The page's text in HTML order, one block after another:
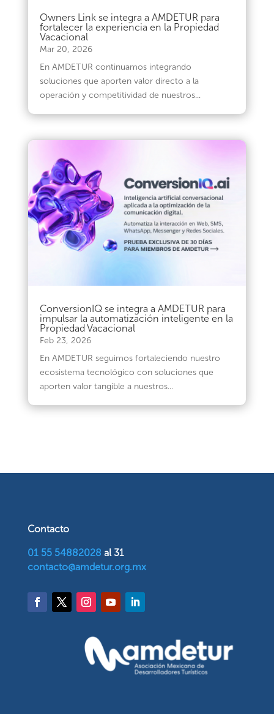
Owners Link se integra a AMDETUR para
fortalecer la experiencia en la Propiedad
Vacacional
Mar 20, 2026
En AMDETUR continuamos integrando
soluciones que aporten valor directo a la
operación y competitividad de nuestros...
ConversionIQ se integra a AMDETUR para
impulsar la automatización inteligente en la
Propiedad Vacacional
Feb 23, 2026
En AMDETUR seguimos fortaleciendo nuestro
ecosistema tecnológico con soluciones que
aporten valor tangible a nuestros...
Contacto
01 55 54882028 al 31
contacto@amdetur.org.mx